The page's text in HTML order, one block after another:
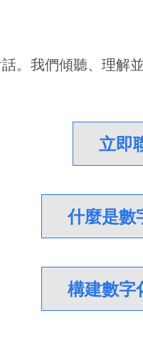
。我們傾聽、理解
立即
什麼是數
構建數字